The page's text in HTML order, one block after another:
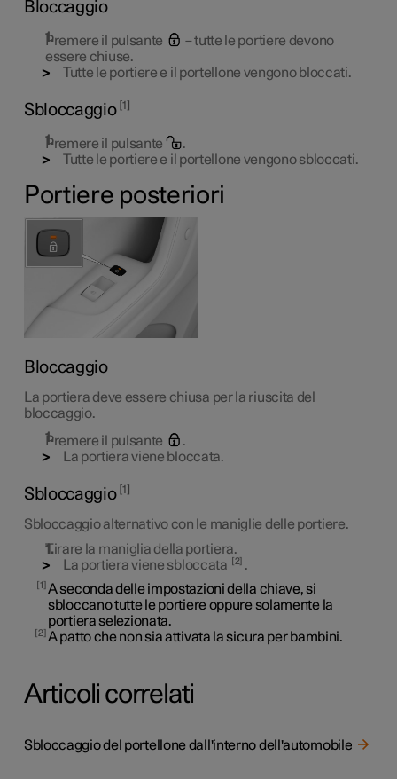
Bloccaggio
Premere il pulsante
– tutte le portiere devono
essere chiuse.
Tutte le portiere e il portellone vengono bloccati.
Sbloccaggio 1
Premere il pulsante
.
Tutte le portiere e il portellone vengono sbloccati.
Portiere posteriori
Bloccaggio
La portiera deve essere chiusa per la riuscita del
bloccaggio.
Premere il pulsante
.
La portiera viene bloccata.
Sbloccaggio 1
Sbloccaggio alternativo con le maniglie delle portiere.
Tirare la maniglia della portiera.
La portiera viene sbloccata
2 .
1 A seconda delle impostazioni della chiave, si
sbloccano tutte le portiere oppure solamente la
portiera selezionata.
2 A patto che non sia attivata la sicura per bambini.
Articoli correlati
Sbloccaggio del portellone dall'interno dell'automobile